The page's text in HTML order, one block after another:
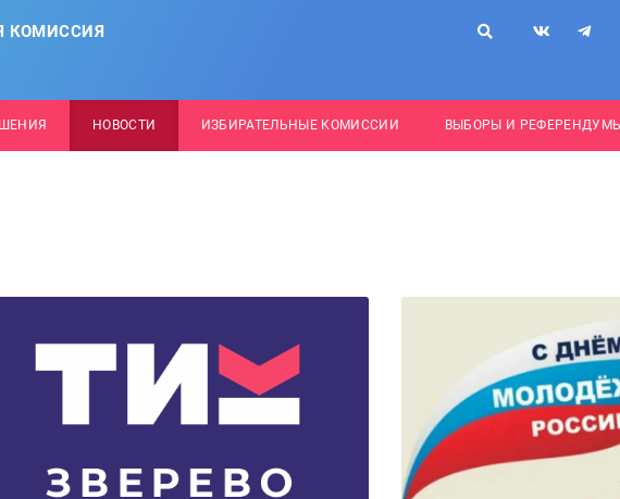
КОМИССИЯ
НОВОСТИ ИЗБИРАТЕЛЬНЫЕ КОМИССИИ ВЫБОРЫ И РЕФЕРЕНДУМЫ